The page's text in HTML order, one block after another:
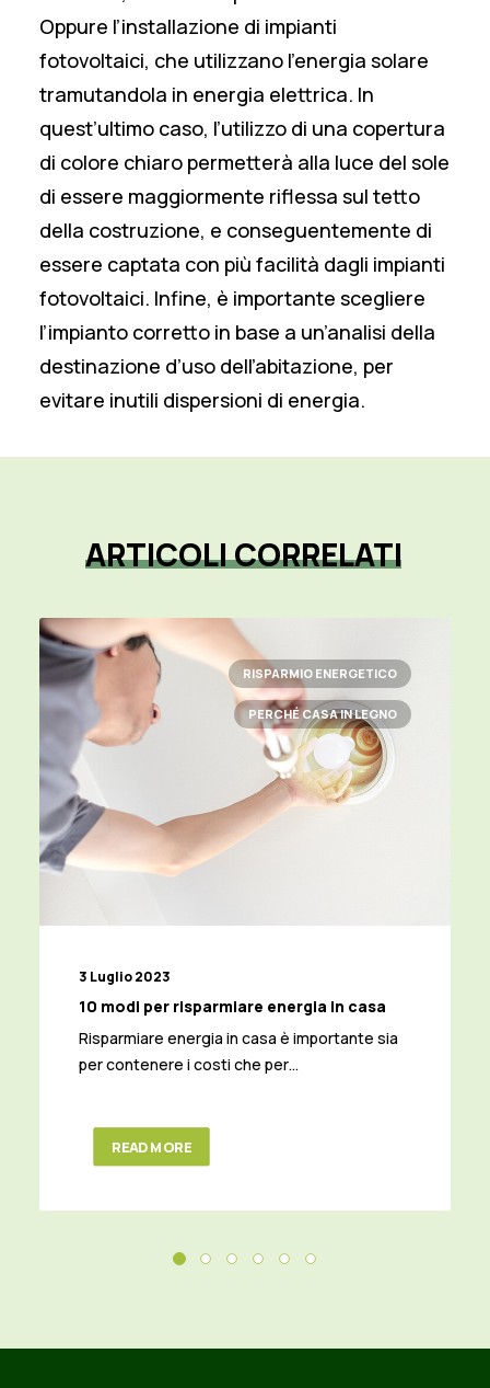
Oppure l’installazione di impianti
fotovoltaici, che utilizzano l’energia solare
tramutandola in energia elettrica. In
quest’ultimo caso, l’utilizzo di una copertura
di colore chiaro permetterà alla luce del sole
di essere maggiormente riflessa sul tetto
della costruzione, e conseguentemente di
essere captata con più facilità dagli impianti
fotovoltaici. Infine, è importante scegliere
l’impianto corretto in base a un’analisi della
destinazione d’uso dell’abitazione, per
evitare inutili dispersioni di energia.
ARTICOLICORRELATI
RISPARMIO ENERGETICO
PERCHÉ CASA IN LEGNO
3 Luglio 2023
10 modi per risparmiare energia in casa
Risparmiare energia in casa è importante sia
per contenere i costi che per…
READ MORE